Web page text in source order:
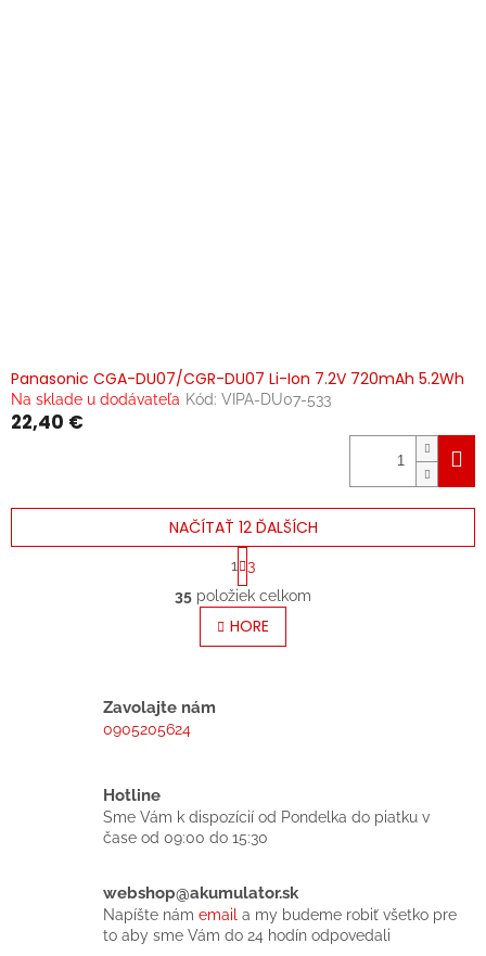
Panasonic CGA-DU07/CGR-DU07 Li-Ion 7.2V 720mAh 5.2Wh
Na sklade u dodávateľa Kód: VIPA-DU07-533
22,40 €
O
v
l
á
v
k
y
ý
p
i
NAČÍTAŤ 12 ĎALŠÍCH
S
t
r
á
n
k
1 3
35 položiek celkom
HORE
Zavolajte nám
0905205624
Hotline
Sme Vám k dispozícií od Pondelka do piatku v
čase od 09:00 do 15:30
webshop@akumulator.sk
Napíšte nám email a my budeme robiť všetko pre
to aby sme Vám do 24 hodín odpovedali